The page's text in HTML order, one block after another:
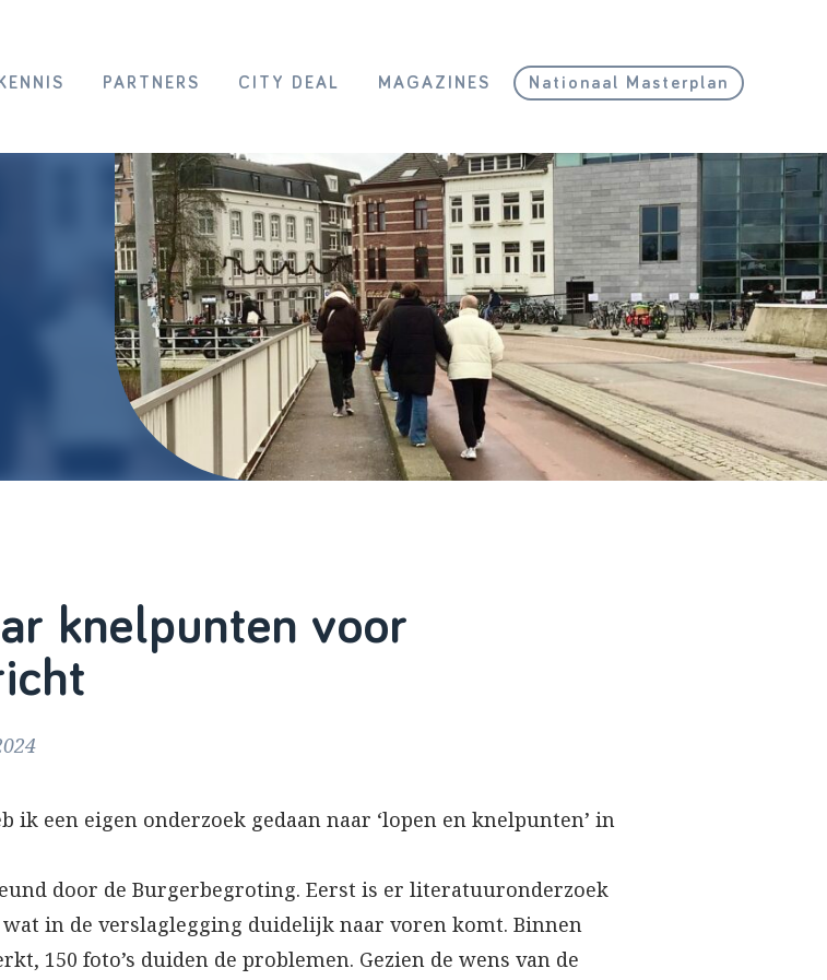
KENNIS PARTNERS CITY DEAL MAGAZINES Nationaal Masterplan
knelpunten voor
een eigen onderzoek gedaan naar ‘lopen en knelpunten’ in
door de Burgerbegroting. Eerst is er literatuuronderzoek
in de verslaglegging duidelijk naar voren komt. Binnen
150 foto’s duiden de problemen. Gezien de wens van de